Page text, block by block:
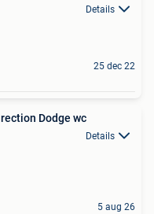
Details
25 dec 22
Dodge wc
Details
5 aug 26